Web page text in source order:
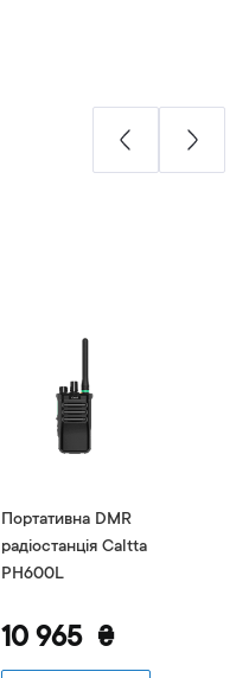
Портативна DMR
радіостанція Caltta
PH600L
10 965 ₴